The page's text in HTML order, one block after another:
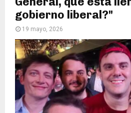
gobierno liberal?"
19 mayo, 2026